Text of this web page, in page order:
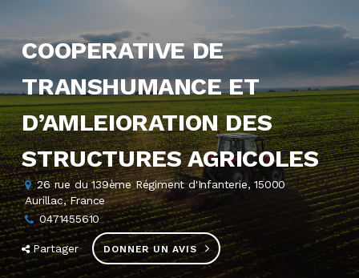
COOPERATIVE DE
TRANSHUMANCE ET
D’AMLEIORATION DES
STRUCTURES AGRICOLES
26 rue du 139ème Régiment d'Infanterie, 15000
Aurillac, France
0471455610
Partager DONNER UN AVIS